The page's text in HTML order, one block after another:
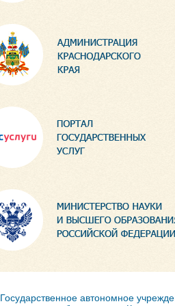
Государственное автономное